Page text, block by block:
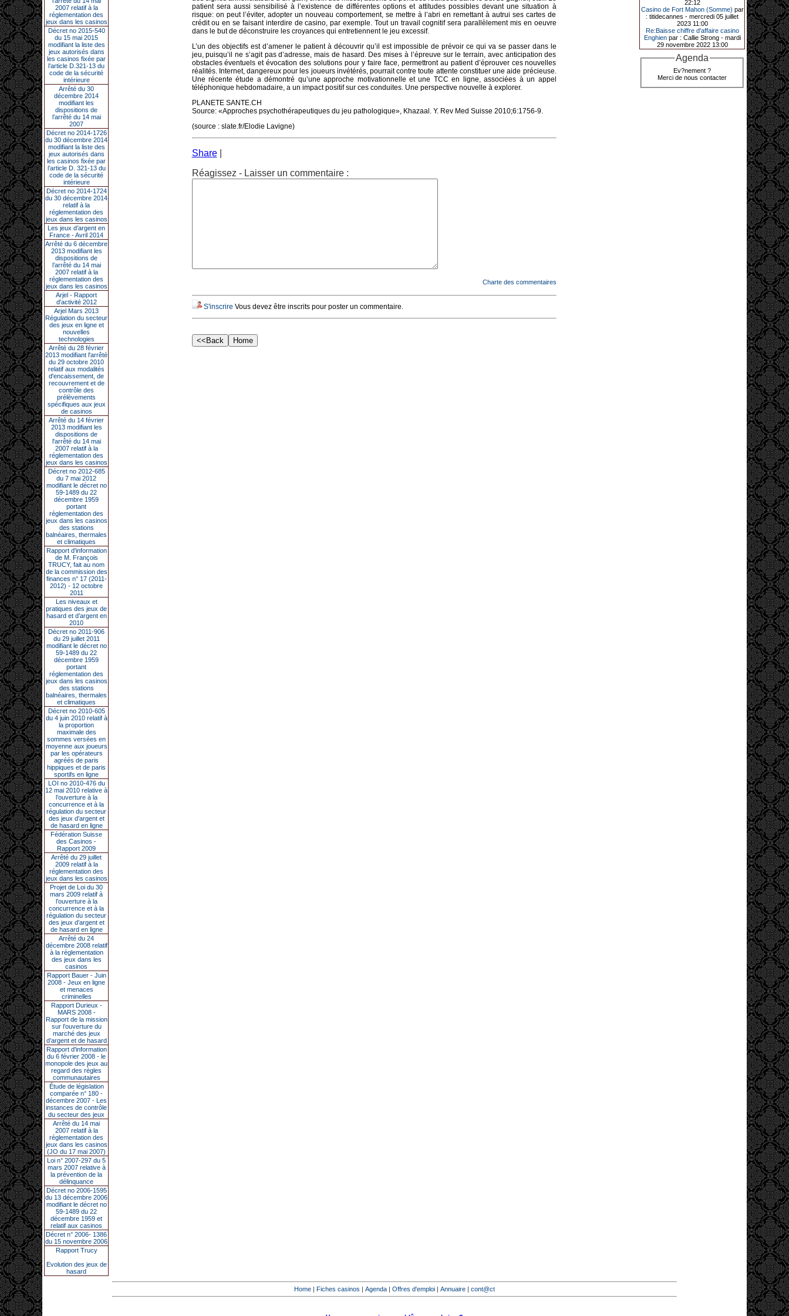
2007 relatif à la
réglementation des
jeux dans les casinos
Décret no 2015-540
du 15 mai 2015
modifiant la liste des
jeux autorisés dans
les casinos fixée par
l’article D.321-13 du
code de la sécurité
intérieure
Arrêté du 30
décembre 2014
modifiant les
dispositions de
l’arrêté du 14 mai
2007
Décret no 2014-1726
du 30 décembre 2014
modifiant la liste des
jeux autorisés dans
les casinos fixée par
l’article D. 321-13 du
code de la sécurité
intérieure
Décret no 2014-1724
du 30 décembre 2014
relatif à la
réglementation des
jeux dans les casinos
Les jeux d’argent en
France - Avril 2014
Arrêté du 6 décembre
2013 modifiant les
dispositions de
l’arrêté du 14 mai
2007 relatif à la
réglementation des
jeux dans les casinos
Arjel - Rapport
d'activité 2012
Arjel Mars 2013
Régulation du secteur
des jeux en ligne et
nouvelles
technologies
Arrêté du 28 février
2013 modifiant l'arrêté
du 29 octobre 2010
relatif aux modalités
d'encaissement, de
recouvrement et de
contrôle des
prélèvements
spécifiques aux jeux
de casinos
Arrêté du 14 février
2013 modifiant les
dispositions de
l'arrêté du 14 mai
2007 relatif à la
réglementation des
jeux dans les casinos
Décret no 2012-685
du 7 mai 2012
modifiant le décret no
59-1489 du 22
décembre 1959
portant
réglementation des
jeux dans les casinos
des stations
balnéaires, thermales
et climatiques
Rapport d'information
de M. François
TRUCY, fait au nom
de la commission des
finances n° 17 (2011-
2012) - 12 octobre
2011
Les niveaux et
pratiques des jeux de
hasard et d’argent en
2010
Décret no 2011-906
du 29 juillet 2011
modifiant le décret no
59-1489 du 22
décembre 1959
portant
réglementation des
jeux dans les casinos
des stations
balnéaires, thermales
et climatiques
Décret no 2010-605
du 4 juin 2010 relatif à
la proportion
maximale des
sommes versées en
moyenne aux joueurs
par les opérateurs
agréés de paris
hippiques et de paris
sportifs en ligne
LOI no 2010-476 du
12 mai 2010 relative à
l’ouverture à la
concurrence et à la
régulation du secteur
des jeux d’argent et
de hasard en ligne
Fédération Suisse
des Casinos -
Rapport 2009
Arrêté du 29 juillet
2009 relatif à la
réglementation des
jeux dans les casinos
Projet de Loi du 30
mars 2009 relatif à
l’ouverture à la
concurrence et à la
régulation du secteur
des jeux d’argent et
de hasard en ligne
Arrêté du 24
décembre 2008 relatif
à la réglementation
des jeux dans les
casinos
Rapport Bauer - Juin
2008 - Jeux en ligne
et menaces
criminelles
Rapport Durieux -
MARS 2008 -
Rapport de la mission
sur l’ouverture du
marché des jeux
d’argent et de hasard
Rapport d'information
du 6 février 2008 - le
monopole des jeux au
regard des règles
communautaires
Étude de législation
comparée n° 180 -
décembre 2007 - Les
instances de contrôle
du secteur des jeux
Arrêté du 14 mai
2007 relatif à la
réglementation des
jeux dans les casinos
(JO du 17 mai 2007)
Loi n° 2007-297 du 5
mars 2007 relative à
la prévention de la
délinquance
Décret no 2006-1595
du 13 décembre 2006
modifiant le décret no
59-1489 du 22
décembre 1959 et
relatif aux casinos
Décret n° 2006- 1386
du 15 novembre 2006
Rapport Trucy
Evolution des jeux de
hasard
patient sera aussi sensibilisé à l’existence de différentes options et attitudes possibles devant une situation à
risque: on peut l’éviter, adopter un nouveau comportement, se mettre à l’abri en remettant à autrui ses cartes de
crédit ou en se faisant interdire de casino, par exemple. Tout un travail cognitif sera parallèlement mis en oeuvre
dans le but de déconstruire les croyances qui entretiennent le jeu excessif.
L’un des objectifs est d’amener le patient à découvrir qu’il est impossible de prévoir ce qui va se passer dans le
jeu, puisqu’il ne s’agit pas d’adresse, mais de hasard. Des mises à l’épreuve sur le terrain, avec anticipation des
obstacles éventuels et évocation des solutions pour y faire face, permettront au patient d’éprouver ces nouvelles
réalités. Internet, dangereux pour les joueurs invétérés, pourrait contre toute attente constituer une aide précieuse.
Une récente étude a démontré qu’une approche motivationnelle et une TCC en ligne, associées à un appel
téléphonique hebdomadaire, a un impact positif sur ces conduites. Une perspective nouvelle à explorer.
PLANETE SANTE.CH
Source: «Approches psychothérapeutiques du jeu pathologique», Khazaal. Y. Rev Med Suisse 2010;6:1756-9.
(source : slate.fr/Elodie Lavigne)
Share
Réagissez - Laisser un commentaire :
Charte des commentaires
S'inscrire Vous devez être inscrits pour poster un commentaire.
de décrocher un méga jackpot.
Elle n’a misé que 88 centimes sur
une machine à sous et a remporté
4_ 239 €?!
10-01-2026|
Au « Kasino » de Fréhel, une
vacancière a décroché le jackpot
22:12
Casino de Fort Mahon (Somme) par
: titidecannes - mercredi 05 juillet
2023 11:00
Re:Baisse chiffre d'affaire casino
Enghienpar : Callie Strong - mardi
29 novembre 2022 13:00
Agenda
Ev?nement ?
Merci de nous contacter
Home | Fiches casinos | Agenda | Offres d'emploi | Annuaire | cont@ct